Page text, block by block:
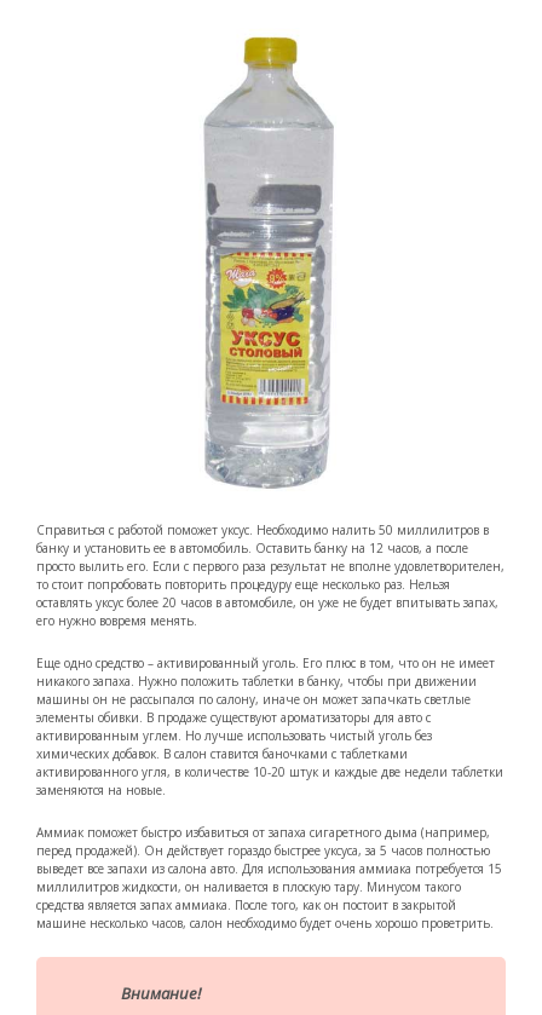
Справиться с работой поможет уксус. Необходимо налить 50 миллилитров в
банку и установить ее в автомобиль. Оставить банку на 12 часов, а после
просто вылить его. Если с первого раза результат не вполне удовлетворителен,
то стоит попробовать повторить процедуру еще несколько раз. Нельзя
оставлять уксус более 20 часов в автомобиле, он уже не будет впитывать запах,
его нужно вовремя менять.
Еще одно средство – активированный уголь. Его плюс в том, что он не имеет
никакого запаха. Нужно положить таблетки в банку, чтобы при движении
машины он не рассыпался по салону, иначе он может запачкать светлые
элементы обивки. В продаже существуют ароматизаторы для авто с
активированным углем. Но лучше использовать чистый уголь без
химических добавок. В салон ставится баночками с таблетками
активированного угля, в количестве 10-20 штук и каждые две недели таблетки
заменяются на новые.
Аммиак поможет быстро избавиться от запаха сигаретного дыма (например,
перед продажей). Он действует гораздо быстрее уксуса, за 5 часов полностью
выведет все запахи из салона авто. Для использования аммиака потребуется 15
миллилитров жидкости, он наливается в плоскую тару. Минусом такого
средства является запах аммиака. После того, как он постоит в закрытой
машине несколько часов, салон необходимо будет очень хорошо проветрить.
Внимание!